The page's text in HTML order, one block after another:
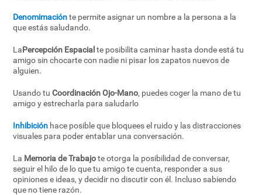
Denomimaciónte permite asignar un nombre a la persona a la
que estás saludando.
LaPercepción Espacial te posibilita caminar hasta donde está tu
amigo sin chocarte con nadie ni pisar los zapatos nuevos de
alguien.
Usando tuCoordinación Ojo-Mano, puedes coger la mano de tu
amigo y estrecharla para saludarlo
Inhibición hace posible que bloquees el ruido y las distracciones
visuales para poder entablar una conversación.
La Memoria de Trabajote otorga la posibilidad de conversar,
seguir el hilo de lo que tu amigo te cuenta, responder a sus
opiniones e ideas, y decidir no discutir con él. Incluso sabiendo
que no tiene razón.